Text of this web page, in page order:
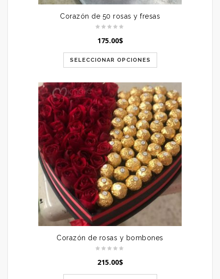
Corazón de 50 rosas y fresas
175.00$
SELECCIONAR OPCIONES
Corazón de rosas y bombones
215.00$